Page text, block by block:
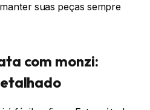
suas peças sempre
com monzi: